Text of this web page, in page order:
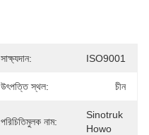
সাক্ষ্যদান: ISO9001
উৎপত্তি স্থল: চীন
পরিচিতিমুলক নাম:
Sinotruk
Howo